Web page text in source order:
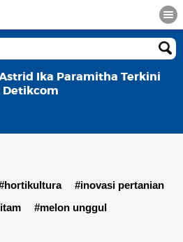
Ika Paramitha Terkini
Detikcom
#inovasi pertanian
#melon unggul